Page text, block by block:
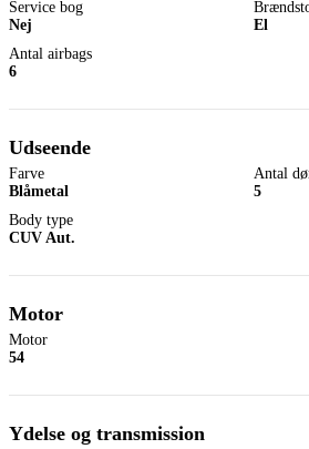
Service bog
Nej
El
Antal airbags
6
Udseende
Farve
Blåmetal
Antal
5
Body type
CUV Aut.
Motor
Motor
54
Ydelse og transmission